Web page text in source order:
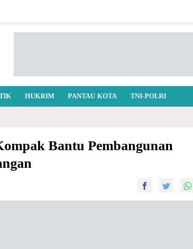
HUKRIM PANTAU KOTA TNI-POLRI
Bantu Pembangunan